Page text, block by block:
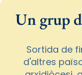
Un grup
Sortida de
d'altres